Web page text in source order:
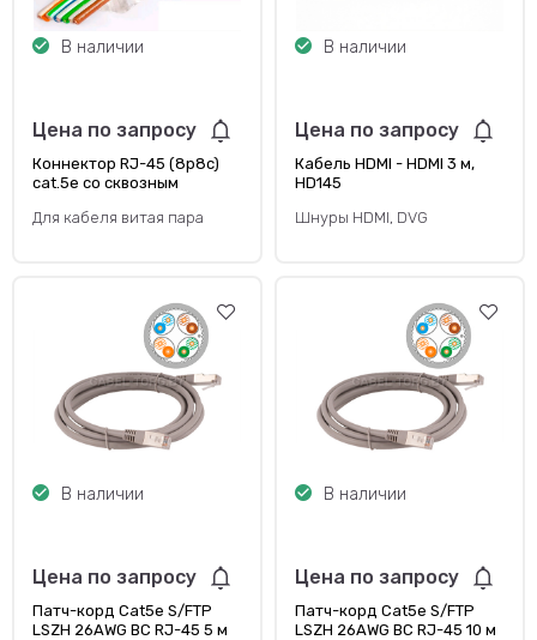
В наличии
Цена по запросу
Коннектор RJ-45 (8p8c)
cat.5е со сквозным
неэкранированный
Для кабеля витая пара
В наличии
Цена по запросу
Кабель HDMI - HDMI 3 м,
HD145
Шнуры HDMI, DVG
В наличии
Цена по запросу
Патч-корд Cat5e S/FTP
LSZH 26AWG BC RJ-45 5 м
В наличии
Цена по запросу
Патч-корд Cat5e S/FTP
LSZH 26AWG BC RJ-45 10 м